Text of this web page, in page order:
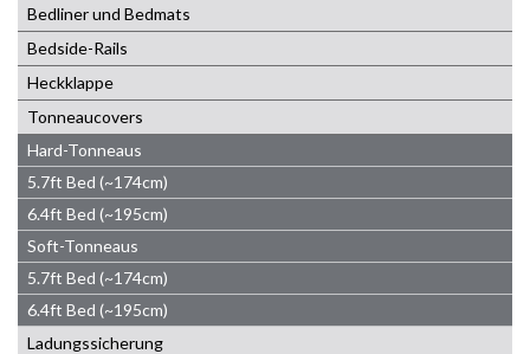
Bedliner und Bedmats
Bedside-Rails
Heckklappe
Tonneaucovers
Hard-Tonneaus
5.7ft Bed (~174cm)
6.4ft Bed (~195cm)
Soft-Tonneaus
5.7ft Bed (~174cm)
6.4ft Bed (~195cm)
Ladungssicherung